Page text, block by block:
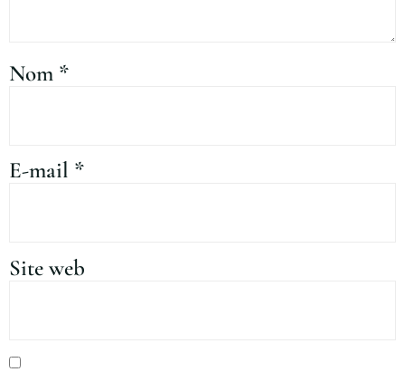
Nom *
E-mail *
Site web